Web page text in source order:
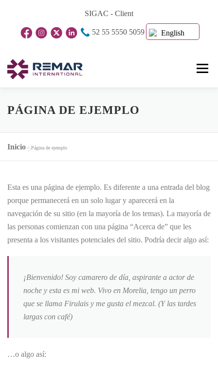
content
SIGAC - Client
52 55 5550 5059 English
Menu
Home Page About Us Business Units
Blog
PÁGINA DE EJEMPLO
Inicio »Página de ejemplo
Esta es una página de ejemplo. Es diferente a una entrada del blog
porque permanecerá en un solo lugar y aparecerá en la
navegación de su sitio (en la mayoría de los temas). La mayoría de
las personas comienzan con una página “Acerca de” que les
presenta a los visitantes potenciales del sitio. Podría decir algo así:
¡Bienvenido! Soy camarero de día, aspirante a actor de
noche y esta es mi web. Vivo en Morelia, tengo un perro
que se llama Firulais y me gusta el mezcal. (Y las tardes
largas con café)
…o algo así: